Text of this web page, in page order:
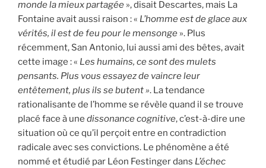
monde la mieux partagée », disait Descartes, mais La
Fontaine avait aussi raison : « L’homme est de glace aux
vérités, il est de feu pour le mensonge ». Plus
récemment, San Antonio, lui aussi ami des bêtes, avait
cette image : « Les humains, ce sont des mulets
pensants. Plus vous essayez de vaincre leur
entêtement, plus ils se butent ». La tendance
rationalisante de l’homme se révèle quand il se trouve
placé face à une dissonance cognitive, c’est-à-dire une
situation où ce qu’il perçoit entre en contradiction
radicale avec ses convictions. Le phénomène a été
nommé et étudié par Léon Festinger dans L’échec